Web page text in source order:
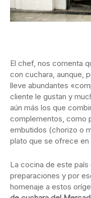
El chef, nos comenta
con cuchara, aunque,
lleve abundantes
cliente le gustan y
aún más los que
complementos, como
embutidos (chorizo o
plato que se ofrece en
La cocina de este
preparaciones y por
homenaje a estos